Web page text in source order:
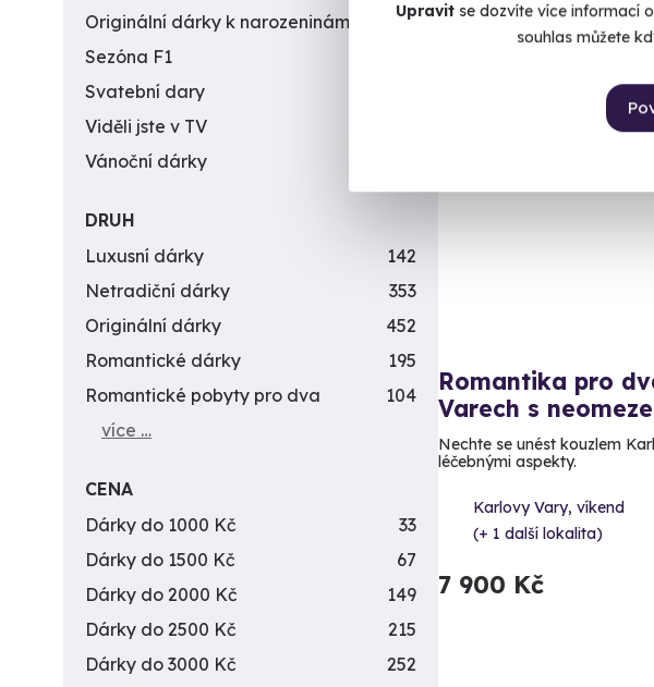
Upravitse dozvíte více informací
souhlas můžete
3 599 Kč
Romantika pro
Varech s
Nechte se unést kouzlem
léčebnými aspekty.
Karlovy Vary, víkend
(+ 1 další lokalita)
7 900 Kč
Originální dárky k narozeninám
422
Sezóna F1
Svatební dary
Viděli jste v TV
Vánoční dárky
DRUH
Luxusní dárky
142
Netradiční dárky
353
Originální dárky
452
Romantické dárky
195
Romantické pobyty pro dva
104
více …
CENA
Dárky do 1000 Kč
33
Dárky do 1500 Kč
67
Dárky do 2000 Kč
149
Dárky do 2500 Kč
215
Dárky do 3000 Kč
252